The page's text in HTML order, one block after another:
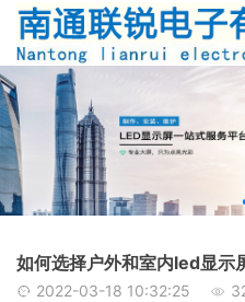
如何选择户外和室内led显示
2022-03-18 10:32:25